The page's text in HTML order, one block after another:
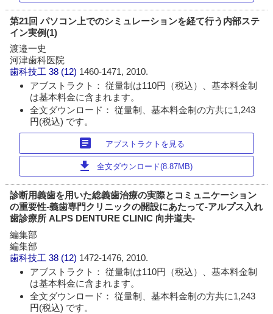
第21回 パソコン上でのシミュレーションを経て行う内部ステ
イン実例(1)
渡邉一史
河津歯科医院
歯科技工 38 (12) 1460-1471, 2010.
アブストラクト： 従量制は110円（税込）、基本料金制
は基本料金に含まれます。
全文ダウンロード： 従量制、基本料金制の方共に1,243
円(税込) です。
article アブストラクトを見る
download 全文ダウンロード(8.87MB)
診断用義歯を用いた総義歯治療の実際とコミュニケーション
の重要性-義歯専門クリニックの開設にあたって-アルプス入れ
歯診療所 ALPS DENTURE CLINIC 向井道夫-
編集部
編集部
歯科技工 38 (12) 1472-1476, 2010.
アブストラクト： 従量制は110円（税込）、基本料金制
は基本料金に含まれます。
全文ダウンロード： 従量制、基本料金制の方共に1,243
円(税込) です。